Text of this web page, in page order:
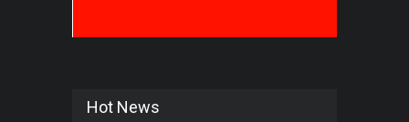
Hot News